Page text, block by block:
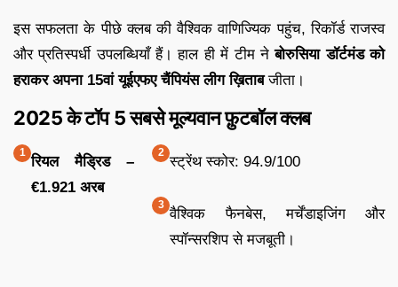
इस सफलता के पीछे क्लब की वैश्विक वाणिज्यिक पहुंच, रिकॉर्ड राजस्व
और प्रतिस्पर्धी उपलब्धियाँ हैं। हाल ही में टीम नेबोरुसिया डॉर्टमंड को
हराकर अपना 15वां यूईएफए चैंपियंस लीग ख़िताबजीता।
2025 के टॉप 5 सबसे मूल्यवान फ़ुटबॉल क्लब
रियल मैड्रिड –
€1.921 अरब
स्ट्रेंथ स्कोर: 94.9/100
वैश्विक फैनबेस, मर्चेंडाइजिंग और
स्पॉन्सरशिप से मजबूती।